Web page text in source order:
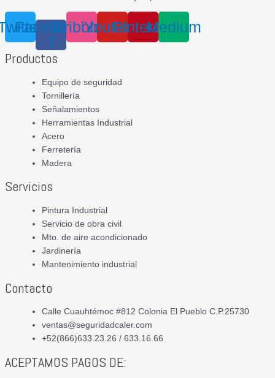
Facebook-
f
DribbbleYoutubePinterestMedium
Productos
Equipo de seguridad
Tornillería
Señalamientos
Herramientas Industrial
Acero
Ferretería
Madera
Servicios
Pintura Industrial
Servicio de obra civil
Mto. de aire acondicionado
Jardinería
Mantenimiento industrial
Contacto
Calle Cuauhtémoc #812 Colonia El Pueblo C.P.25730
ventas@seguridadcaler.com
+52(866)633.23.26 / 633.16.66
ACEPTAMOS PAGOS DE: